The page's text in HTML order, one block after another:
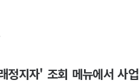
정지자' 조회 메뉴에서 사업